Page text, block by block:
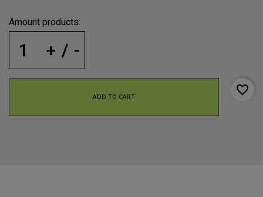
Amount products:
ADD TO CART
favorite_border